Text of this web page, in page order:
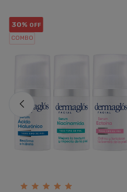
30% OFF
COMBO